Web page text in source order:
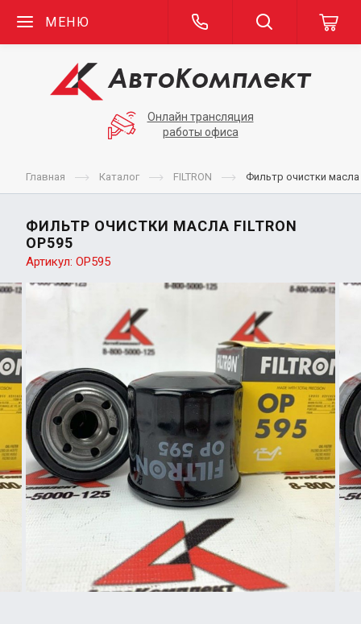
МЕНЮ
Онлайн трансляция
работы офиса
Главная Каталог FILTRON Фильтр очистки масла
ФИЛЬТР ОЧИСТКИ МАСЛА FILTRON
OP595
Артикул: OP595